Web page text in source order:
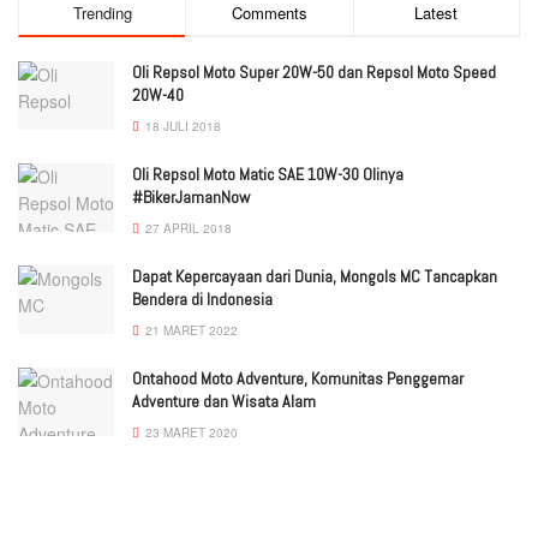
Trending Comments Latest
Oli Repsol Moto Super 20W-50 dan Repsol Moto Speed
20W-40
18 JULI 2018
Oli Repsol Moto Matic SAE 10W-30 Olinya
#BikerJamanNow
27 APRIL 2018
Dapat Kepercayaan dari Dunia, Mongols MC Tancapkan
Bendera di Indonesia
21 MARET 2022
Ontahood Moto Adventure, Komunitas Penggemar
Adventure dan Wisata Alam
23 MARET 2020